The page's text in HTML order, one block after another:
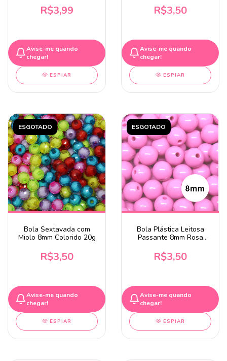
R$3,99
Avise-me quando
chegar!
ESPIAR
R$3,50
Avise-me quando
chegar!
ESPIAR
ESGOTADO
Bola Sextavada com
Miolo 8mm Colorido 20g
R$3,50
Avise-me quando
chegar!
ESPIAR
ESGOTADO
Bola Plástica Leitosa
Passante 8mm Rosa
R$3,50
Avise-me quando
chegar!
ESPIAR